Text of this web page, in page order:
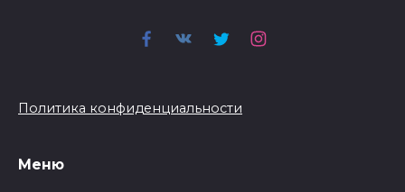
Политика конфиденциальности
Меню